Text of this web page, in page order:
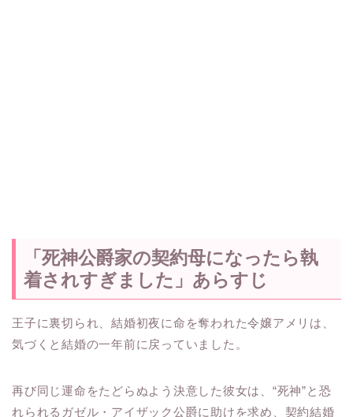
「死神公爵家の契約母になったら執
着されすぎました」あらすじ
王子に裏切られ、結婚初夜に命を奪われた令嬢アメリは、
気づくと結婚の一年前に戻っていました。
再び同じ運命をたどらぬよう決意した彼女は、“死神”と恐
れられるガゼル・アイザック公爵に助けを求め、契約結婚